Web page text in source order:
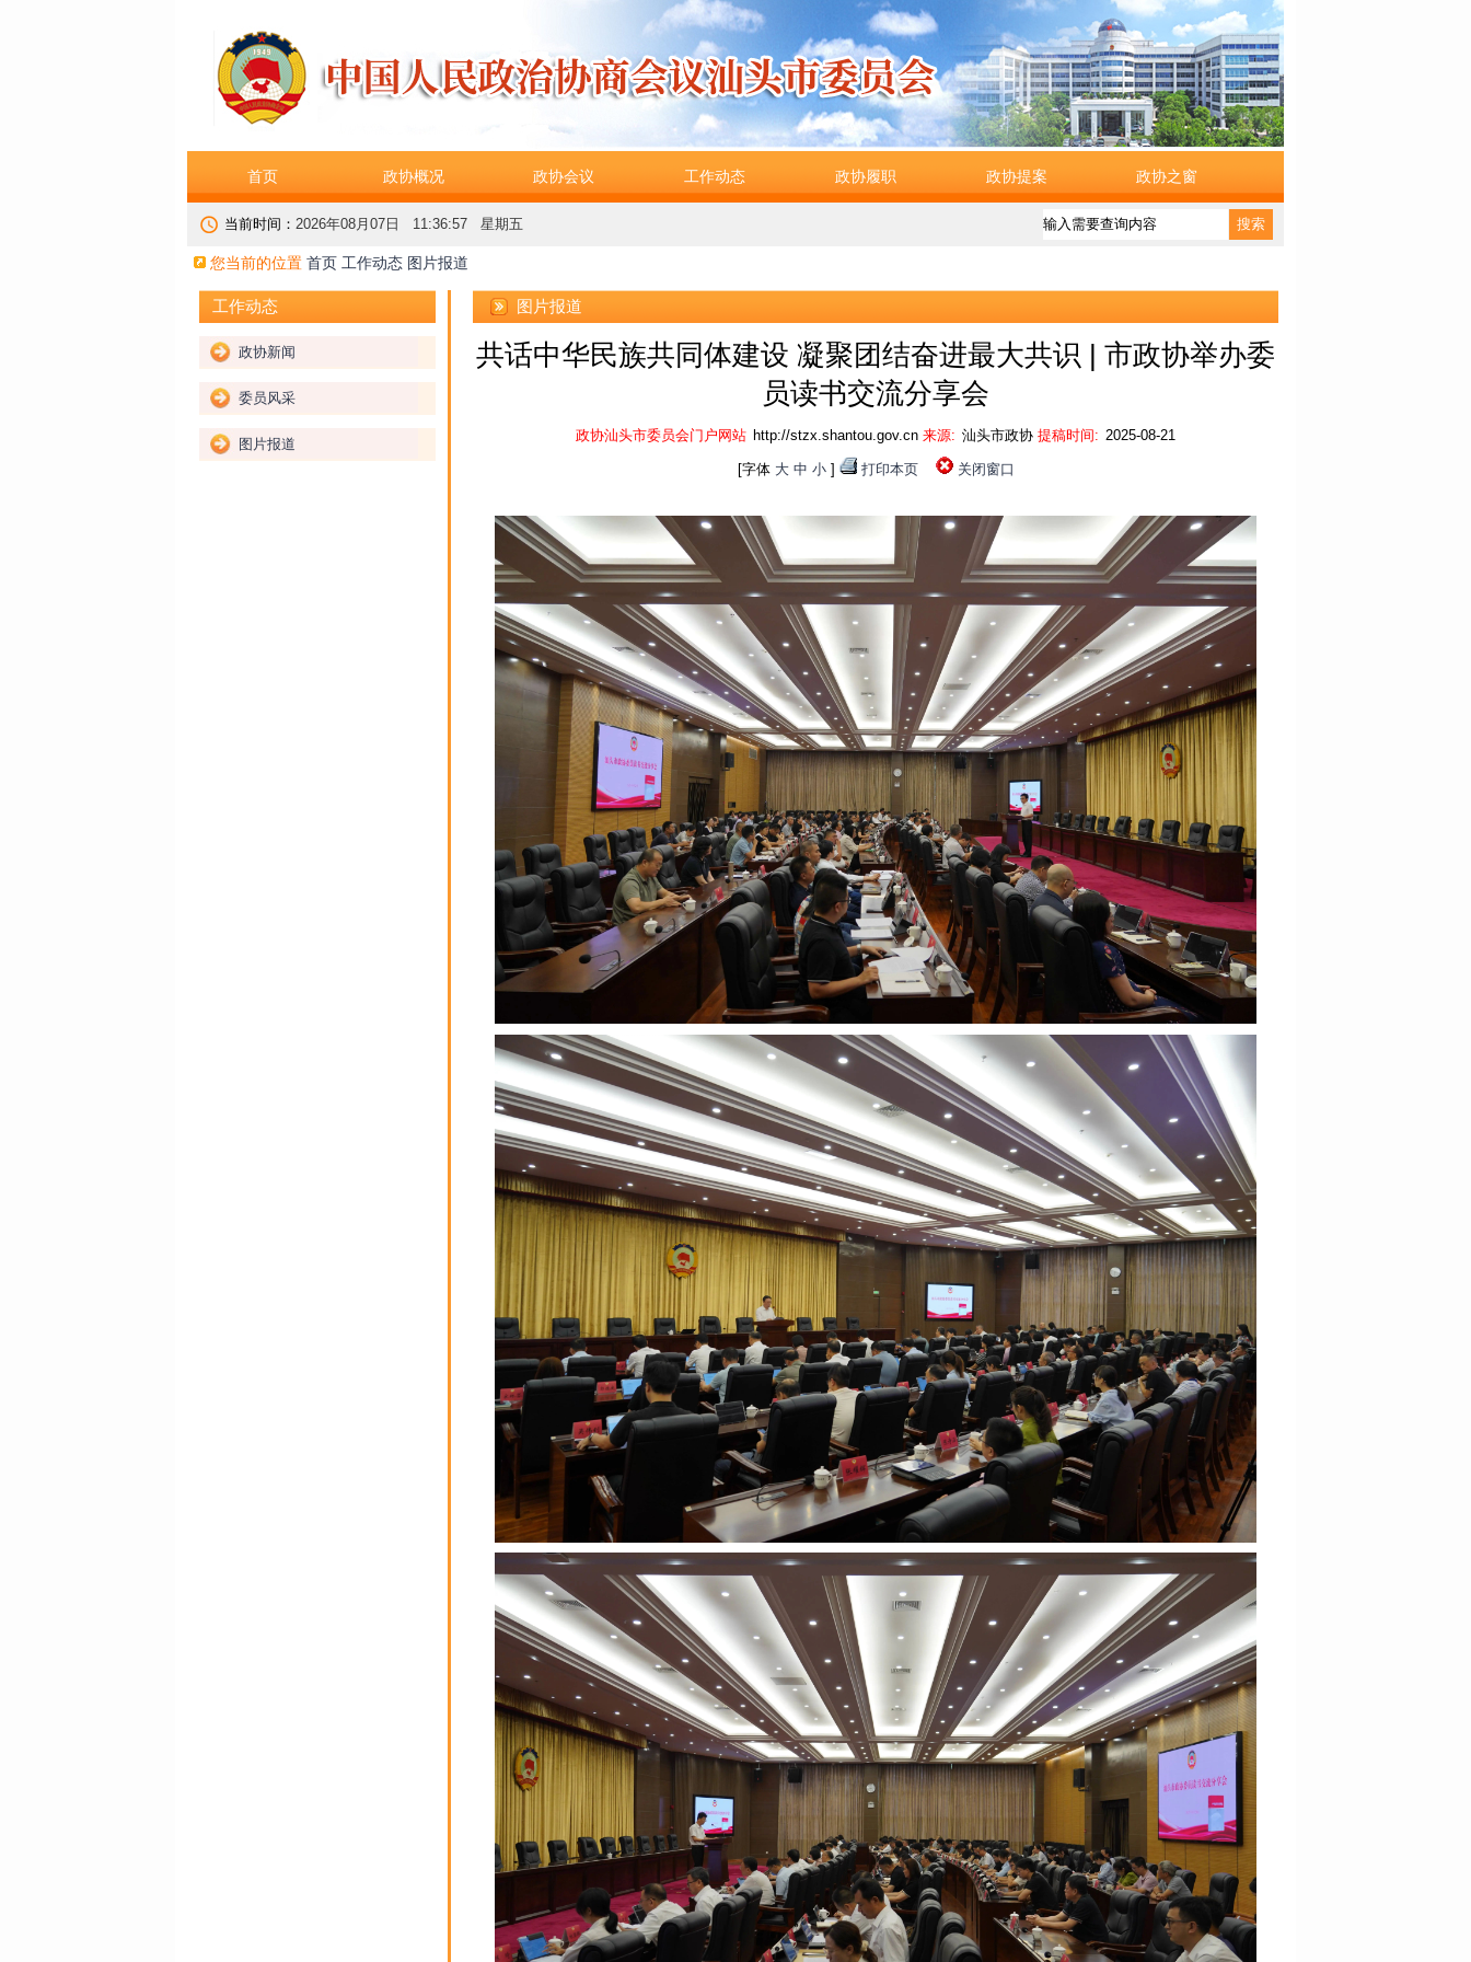
首页 政协概况 政协会议 工作动态 政协履职 政协提案 政协之窗
当前时间： 2026年08月07日 11:36:58 星期五 搜索
您当前的位置 首页 工作动态 图片报道
工作动态
政协新闻
委员风采
图片报道
图片报道
共话中华民族共同体建设 凝聚团结奋进最大共识 | 市政协举办委
员读书交流分享会
政协汕头市委员会门户网站 http://stzx.shantou.gov.cn 来源: 汕头市政协 提稿时间: 2025-08-21
[字体 大 中 小 ] 打印本页 关闭窗口